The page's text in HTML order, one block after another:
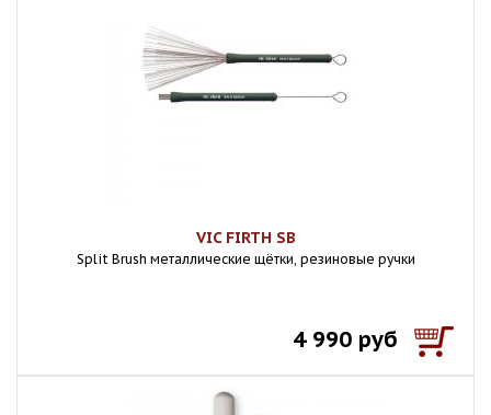
VIC FIRTH SB
Split Brush металлические щётки, резиновые ручки
4 990 руб